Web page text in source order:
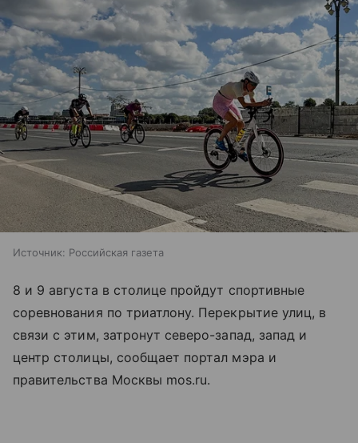
Источник: Российская газета
8 и 9 августа в столице пройдут спортивные
соревнования по триатлону. Перекрытие улиц, в
связи с этим, затронут северо-запад, запад и
центр столицы, сообщает портал мэра и
правительства Москвы mos.ru.